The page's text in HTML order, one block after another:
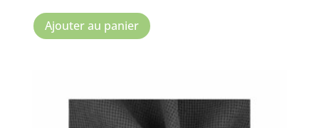
Ajouter au panier